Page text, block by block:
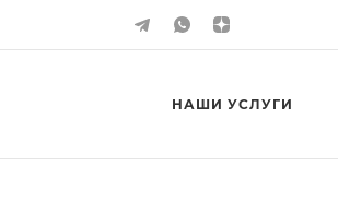
НАШИ УСЛУГИ